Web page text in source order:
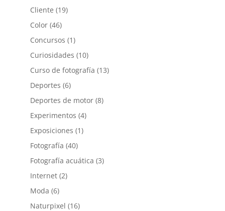
Cliente (19)
Color(46)
Concursos (1)
Curiosidades (10)
Curso de fotografía (13)
Deportes (6)
Deportes de motor(8)
Experimentos (4)
Exposiciones (1)
Fotografía (40)
Fotografía acuática (3)
Internet(2)
Moda (6)
Naturpixel (16)